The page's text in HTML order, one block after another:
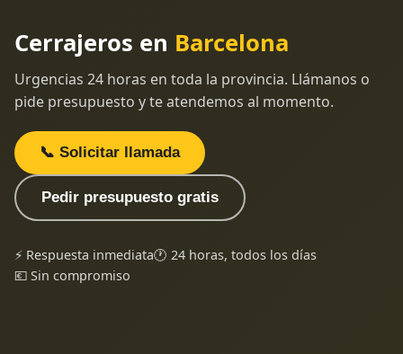
Cerrajeros en Barcelona
Urgencias 24 horas en toda la provincia. Llámanos o
pide presupuesto y te atendemos al momento.
📞 Solicitar llamada
Pedir presupuesto gratis
⚡ Respuesta inmediata🕐 24 horas, todos los días
💶 Sin compromiso